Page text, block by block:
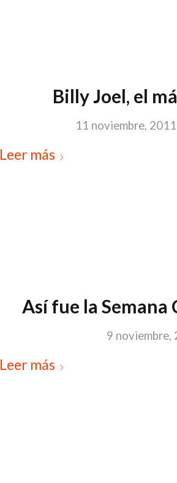
Billy Joel, el
11 noviembre, 2011
Leer más
Así fue la
9 noviembre,
Leer más